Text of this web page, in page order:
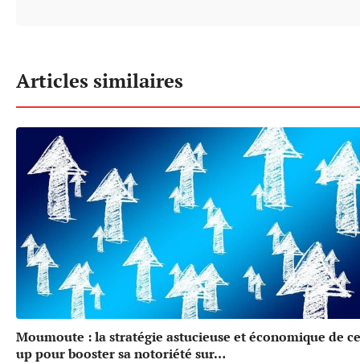
Articles similaires
Moumoute : la stratégie astucieuse et économique de
up pour booster sa notoriété sur…